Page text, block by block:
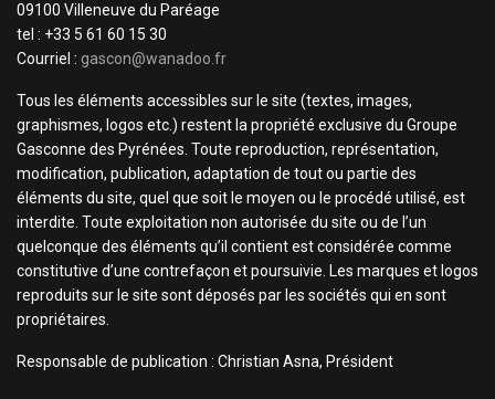
09100 Villeneuve du Paréage
tel : +33 5 61 60 15 30
Courriel : gascon@wanadoo.fr
Tous les éléments accessibles sur le site (textes, images,
graphismes, logos etc.) restent la propriété exclusive du Groupe
Gasconne des Pyrénées. Toute reproduction, représentation,
modification, publication, adaptation de tout ou partie des
éléments du site, quel que soit le moyen ou le procédé utilisé, est
interdite. Toute exploitation non autorisée du site ou de l’un
quelconque des éléments qu’il contient est considérée comme
constitutive d’une contrefaçon et poursuivie. Les marques et logos
reproduits sur le site sont déposés par les sociétés qui en sont
propriétaires.
Responsable de publication : Christian Asna, Président